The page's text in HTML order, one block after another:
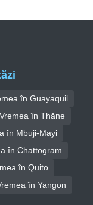
în Guayaquil
în Thāne
în Mbuji-Mayi
în Chattogram
în Quito
în Yangon